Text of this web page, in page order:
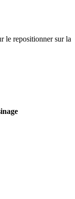
le repositionner sur la